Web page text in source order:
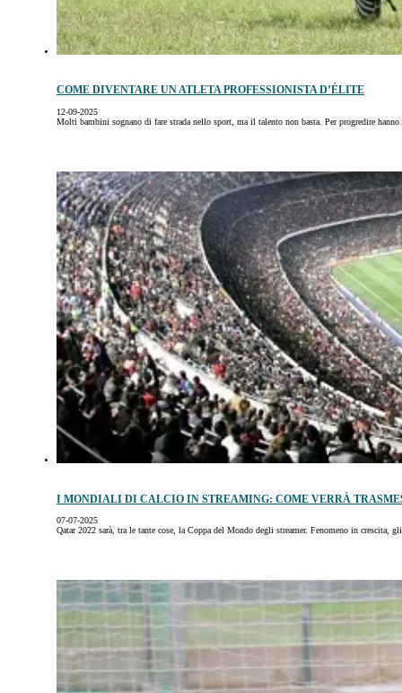
COME DIVENTARE UN ATLETA PROFESSIONISTA D’ÉLITE
12-09-2025
Molti bambini sognano di fare strada nello sport, ma il talento non basta. Per progredire
I MONDIALI DI CALCIO IN STREAMING: COME VERRÀ
07-07-2025
Qatar 2022 sarà, tra le tante cose, la Coppa del Mondo degli streamer. Fenomeno in crescita,